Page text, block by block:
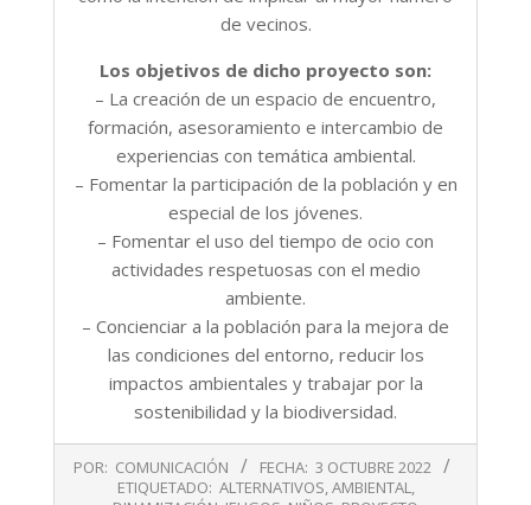
de vecinos.
Los objetivos de dicho proyecto son:
– La creación de un espacio de encuentro,
formación, asesoramiento e intercambio de
experiencias con temática ambiental.
– Fomentar la participación de la población y en
especial de los jóvenes.
– Fomentar el uso del tiempo de ocio con
actividades respetuosas con el medio
ambiente.
– Concienciar a la población para la mejora de
las condiciones del entorno, reducir los
impactos ambientales y trabajar por la
sostenibilidad y la biodiversidad.
10-
POR: COMUNICACIÓN FECHA: 3 OCTUBRE 2022
ETIQUETADO: ALTERNATIVOS,AMBIENTAL,